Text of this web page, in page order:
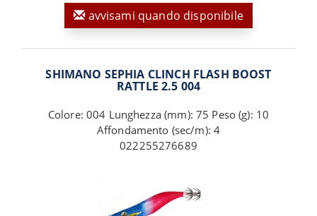
avvisami quando disponibile
SHIMANO SEPHIA CLINCH FLASH BOOST
RATTLE 2.5 004
Colore: 004 Lunghezza (mm): 75 Peso (g): 10
Affondamento (sec/m): 4
022255276689